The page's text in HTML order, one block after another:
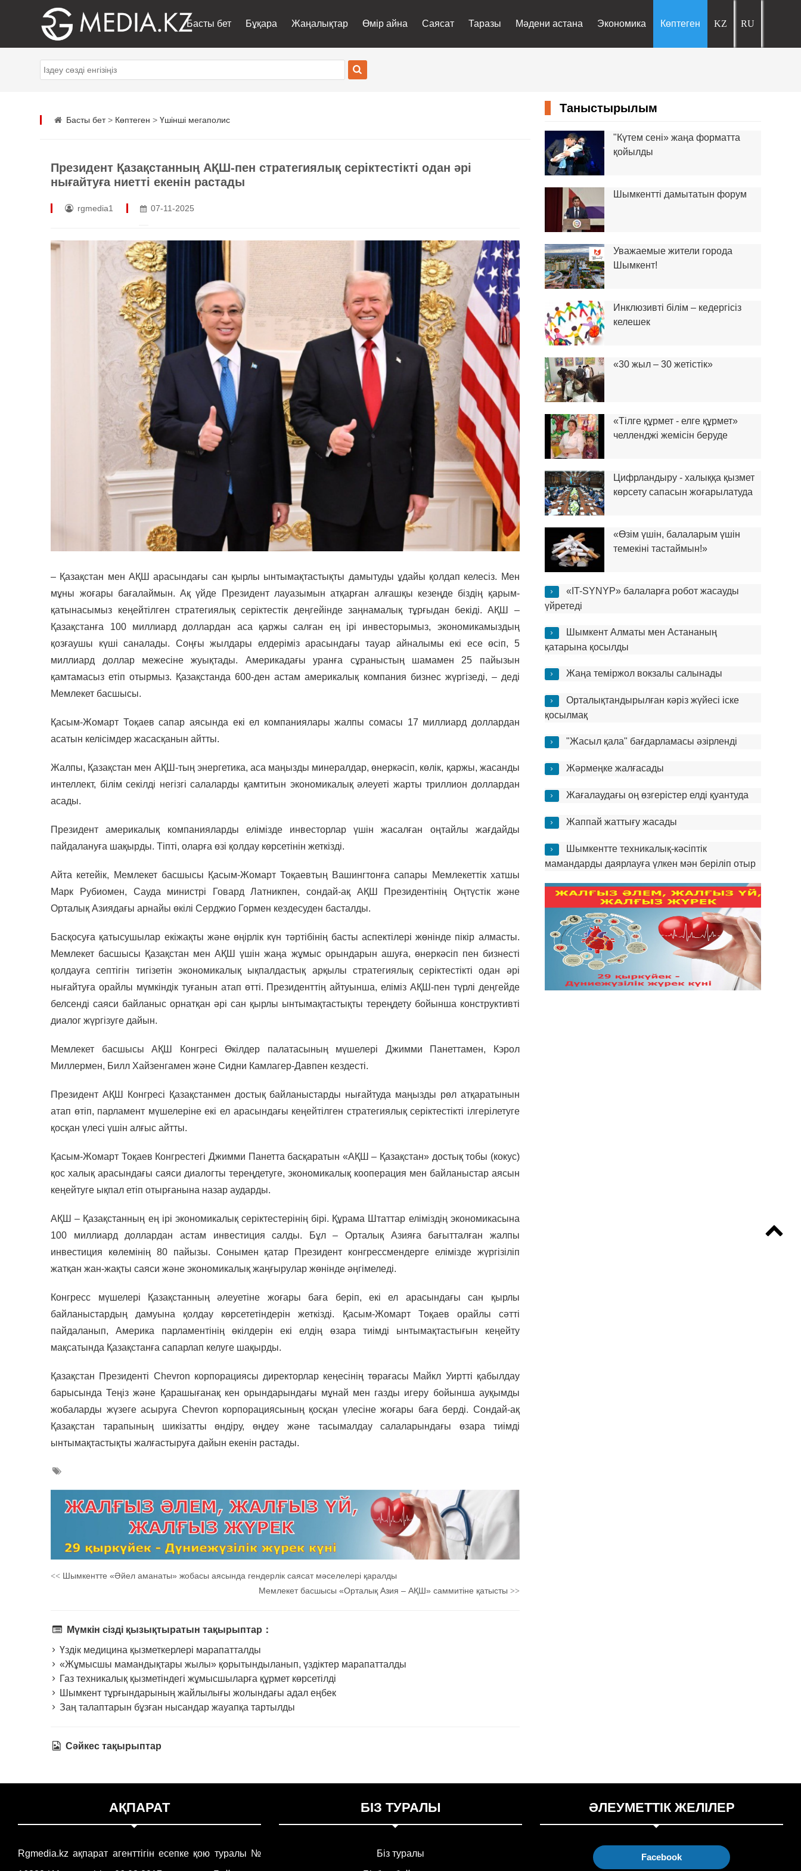
Басты бет Бұқара Жаңалықтар Өмір айна Саясат Таразы Мәдени астана Экономика Көптеген
Басты бет> Көптеген > Үшінші мегаполис
Президент Қазақстанның АҚШ-пен стратегиялық серіктестікті одан әрі
нығайтуға ниетті екенін растады
rgmedia1 07-11-2025
– Қазақстан мен АҚШ арасындағы сан қырлы ынтымақтастықты дамытуды ұдайы қолдап келесіз. Мен
мұны жоғары бағалаймын. Ақ үйде Президент лауазымын атқарған алғашқы кезеңде біздің қарым-
қатынасымыз кеңейтілген стратегиялық серіктестік деңгейінде заңнамалық тұрғыдан бекіді. АҚШ –
Қазақстанға 100 миллиард доллардан аса қаржы салған ең ірі инвесторымыз, экономикамыздың
қозғаушы күші саналады. Соңғы жылдары елдеріміз арасындағы тауар айналымы екі есе өсіп, 5
миллиард доллар межесіне жуықтады. Америкадағы уранға сұраныстың шамамен 25 пайызын
қамтамасыз етіп отырмыз. Қазақстанда 600-ден астам америкалық компания бизнес жүргізеді, – деді
Мемлекет басшысы.
Қасым-Жомарт Тоқаев сапар аясында екі ел компаниялары жалпы сомасы 17 миллиард доллардан
асатын келісімдер жасасқанын айтты.
Жалпы, Қазақстан мен АҚШ-тың энергетика, аса маңызды минералдар, өнеркәсіп, көлік, қаржы, жасанды
интеллект, білім секілді негізгі салаларды қамтитын экономикалық әлеуеті жарты триллион доллардан
асады.
Президент америкалық компанияларды елімізде инвесторлар үшін жасалған оңтайлы жағдайды
пайдалануға шақырды. Тіпті, оларға өзі қолдау көрсетінін жеткізді.
Айта кетейік, Мемлекет басшысы Қасым-Жомарт Тоқаевтың Вашингтонға сапары Мемлекеттік хатшы
Марк Рубиомен, Сауда министрі Говард Латникпен, сондай-ақ АҚШ Президентінің Оңтүстік және
Орталық Азиядағы арнайы өкілі Серджио Гормен кездесуден басталды.
Басқосуға қатысушылар екіжақты және өңірлік күн тәртібінің басты аспектілері жөнінде пікір алмасты.
Мемлекет басшысы Қазақстан мен АҚШ үшін жаңа жұмыс орындарын ашуға, өнеркәсіп пен бизнесті
қолдауға септігін тигізетін экономикалық ықпалдастық арқылы стратегиялық серіктестікті одан әрі
нығайтуға орайлы мүмкіндік туғанын атап өтті. Президенттің айтуынша, еліміз АҚШ-пен түрлі деңгейде
белсенді саяси байланыс орнатқан әрі сан қырлы ынтымақтастықты тереңдету бойынша конструктивті
диалог жүргізуге дайын.
Мемлекет басшысы АҚШ Конгресі Өкілдер палатасының мүшелері Джимми Панеттамен, Кэрол
Миллермен, Билл Хайзенгамен және Сидни Камлагер-Давпен кездесті.
Президент АҚШ Конгресі Қазақстанмен достық байланыстарды нығайтуда маңызды рөл атқаратынын
атап өтіп, парламент мүшелеріне екі ел арасындағы кеңейтілген стратегиялық серіктестікті ілгерілетуге
қосқан үлесі үшін алғыс айтты.
Қасым-Жомарт Тоқаев Конгрестегі Джимми Панетта басқаратын «АҚШ – Қазақстан» достық тобы (кокус)
қос халық арасындағы саяси диалогты тереңдетуге, экономикалық кооперация мен байланыстар аясын
кеңейтуге ықпал етіп отырғанына назар аударды.
АҚШ – Қазақстанның ең ірі экономикалық серіктестерінің бірі. Құрама Штаттар еліміздің экономикасына
100 миллиард доллардан астам инвестиция салды. Бұл – Орталық Азияға бағытталған жалпы
инвестиция көлемінің 80 пайызы. Сонымен қатар Президент конгрессмендерге елімізде жүргізіліп
жатқан жан-жақты саяси және экономикалық жаңғырулар жөнінде әңгімеледі.
Конгресс мүшелері Қазақстанның әлеуетіне жоғары баға беріп, екі ел арасындағы сан қырлы
байланыстардың дамуына қолдау көрсететіндерін жеткізді. Қасым-Жомарт Тоқаев орайлы сәтті
пайдаланып, Америка парламентінің өкілдерін екі елдің өзара тиімді ынтымақтастығын кеңейту
мақсатында Қазақстанға сапарлап келуге шақырды.
Қазақстан Президенті Chevron корпорациясы директорлар кеңесінің төрағасы Майкл Уиртті қабылдау
барысында Теңіз және Қарашығанақ кен орындарындағы мұнай мен газды игеру бойынша ауқымды
жобаларды жүзеге асыруға Chevron корпорациясының қосқан үлесіне жоғары баға берді. Сондай-ақ
Қазақстан тарапының шикізатты өндіру, өңдеу және тасымалдау салаларындағы өзара тиімді
ынтымақтастықты жалғастыруға дайын екенін растады.
<< Шымкентте «Әйел аманаты» жобасы аясында гендерлік саясат мәселелері қаралды
Мемлекет басшысы «Орталық Азия – АҚШ» саммитіне қатысты >>
Мүмкін сізді қызықтыратын тақырыптар：
Үздік медицина қызметкерлері марапатталды
«Жұмысшы мамандықтары жылы» қорытындыланып, үздіктер марапатталды
Газ техникалық қызметіндегі жұмысшыларға құрмет көрсетілді
Шымкент тұрғындарының жайлылығы жолындағы адал еңбек
Заң талаптарын бұзған нысандар жауапқа тартылды
Сәйкес тақырыптар
Таныстырылым
"Күтем сені» жаңа форматта
қойылды
Шымкентті дамытатын форум
Уважаемые жители города
Шымкент!
Инклюзивті білім – кедергісіз
келешек
«30 жыл – 30 жетістік»
«Тілге құрмет - елге құрмет»
челленджі жемісін беруде
Цифрландыру - халыққа қызмет
көрсету сапасын жоғарылатуда
«Өзім үшін, балаларым үшін
темекіні тастаймын!»
«IT-SYNYP» балаларға робот жасауды
үйретеді
Шымкент Алматы мен Астананың
қатарына қосылды
Жаңа теміржол вокзалы салынады
Орталықтандырылған кәріз жүйесі іске
қосылмақ
"Жасыл қала" бағдарламасы әзірленді
Жәрмеңке жалғасады
Жағалаудағы оң өзгерістер елді қуантуда
Жаппай жаттығу жасады
Шымкентте техникалық-кәсіптік
мамандарды даярлауға үлкен мән беріліп отыр
АҚПАРАТ
Rgmedia.kz ақпарат агенттігін есепке қою туралы №
БІЗ ТУРАЛЫ
Біз туралы
ӘЛЕУМЕТТІК ЖЕЛІЛЕР
Facebook